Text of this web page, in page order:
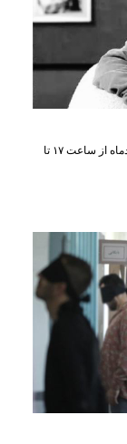
مراسم یادبود این بازیگر پیشکسوت روز چهارشنبه ۷ مردادماه از ساعت ۱۷ تا